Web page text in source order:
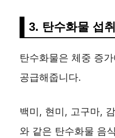
3. 탄수화물 섭
탄수화물은 체중 증
공급해줍니다.
백미, 현미, 고구마,
와 같은 탄수화물 음